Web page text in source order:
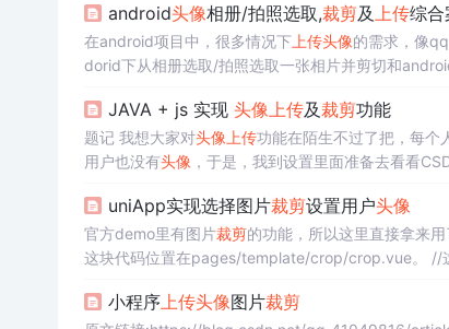
android头像相册/拍照选取,裁剪及上传综合
在android项目中，很多情况下上传头像的需求，像
dorid下从相册选取/拍照选取一张相片并剪切和
JAVA + js 实现 头像上传及裁剪功能
题记 我想大家对头像 上传功能在陌生不过了把，每个
用户也没有头像 ，于是，我到设置里面准备去看看
上传有
uniApp实现选择图片裁剪设置用户头像
官方demo里有图片裁剪的功能，所以这里直接拿来
这块代码位置在pages/template/crop/crop.vue。 //
小程序上传头像图片裁剪